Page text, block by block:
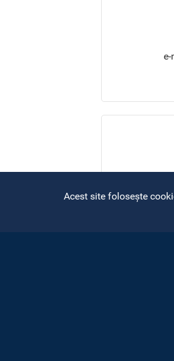
Deschide bara de unelteAcest site folosește